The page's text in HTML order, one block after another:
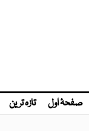
صفحۂ اول تازہ ترین